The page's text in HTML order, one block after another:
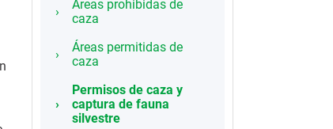
Áreas prohibidas de
caza
Áreas permitidas de
caza
Permisos de caza y
captura de fauna
silvestre